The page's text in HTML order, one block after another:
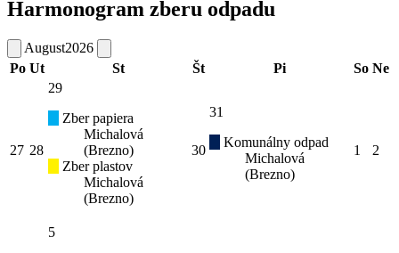
Harmonogram zberu odpadu
August2026
Po Ut St Št Pi So Ne
27 28
29
Zber papiera
Michalová
(Brezno)
Zber plastov
Michalová
(Brezno)
30
31
Komunálny odpad
Michalová
(Brezno)
1 2
5